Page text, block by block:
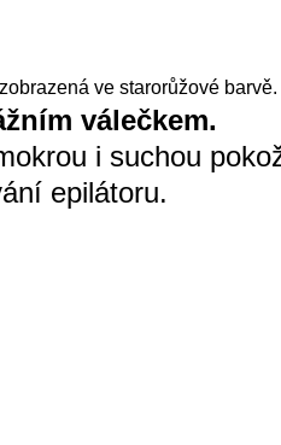
ve starorůžové barvě.
válečkem.
i suchou
epilátoru.